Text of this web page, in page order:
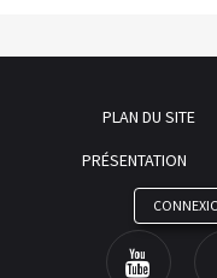
PLAN DU SITE
PRÉSENTATION